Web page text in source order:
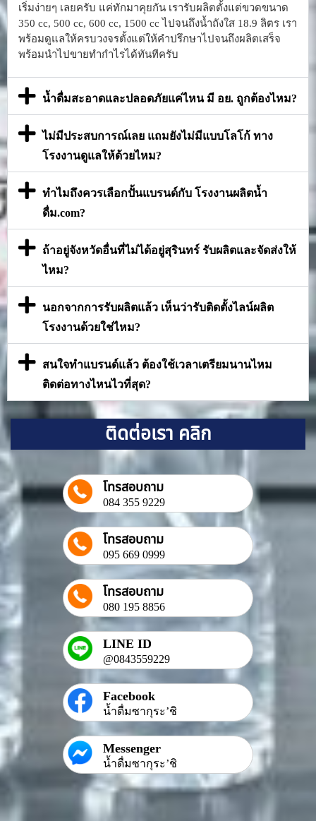
เริ่มง่ายๆ เลยครับ แค่ทักมาคุยกัน เรารับผลิตตั้งแต่ขวดขนาด
350 cc, 500 cc, 600 cc, 1500 cc ไปจนถึงน้ำถังใส 18.9 ลิตร เรา
พร้อมดูแลให้ครบวงจรตั้งแต่ให้คำปรึกษาไปจนถึงผลิตเสร็จ
พร้อมนำไปขายทำกำไรได้ทันทีครับ
น้ำดื่มสะอาดและปลอดภัยแค่ไหน มี อย. ถูกต้องไหม?
ไม่มีประสบการณ์เลย แถมยังไม่มีแบบโลโก้ ทาง
โรงงานดูแลให้ด้วยไหม?
ทำไมถึงควรเลือกปั้นแบรนด์กับ โรงงานผลิตน้ำ
ดื่ม.com?
ถ้าอยู่จังหวัดอื่นที่ไม่ได้อยู่สุรินทร์ รับผลิตและจัดส่งให้
ไหม?
นอกจากการรับผลิตแล้ว เห็นว่ารับติดตั้งไลน์ผลิต
โรงงานด้วยใช่ไหม?
สนใจทำแบรนด์แล้ว ต้องใช้เวลาเตรียมนานไหม
ติดต่อทางไหนไวที่สุด?
ติดต่อเรา คลิก
โทรสอบถาม
084 355 9229
โทรสอบถาม
095 669 0999
โทรสอบถาม
080 195 8856
LINE ID
@0843559229
Facebook
น้ำดื่มซากุระ’ชิ
Messenger
น้ำดื่มซากุระ’ชิ